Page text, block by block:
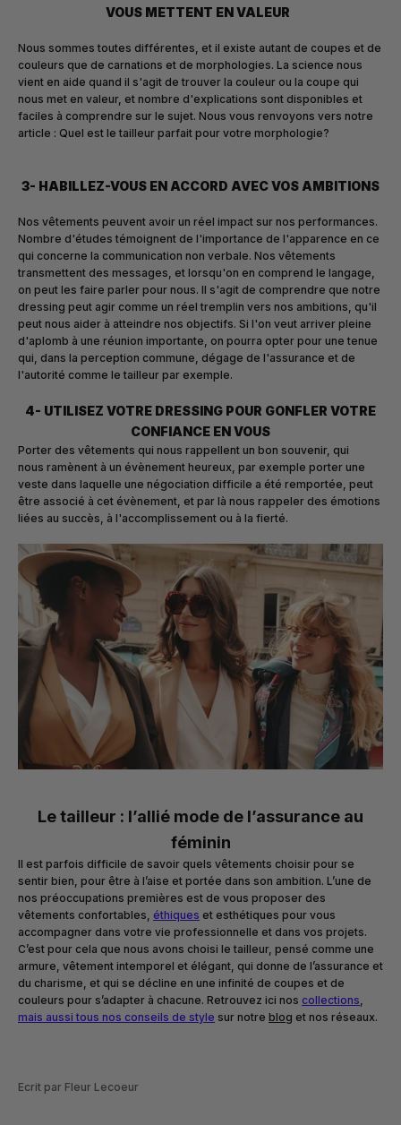
VOUS METTENT EN VALEUR
Nous sommes toutes différentes, et il existe autant de coupes et de
couleurs que de carnations et de morphologies. La science nous
vient en aide quand il s'agit de trouver la couleur ou la coupe qui
nous met en valeur, et nombre d'explications sont disponibles et
faciles à comprendre sur le sujet. Nous vous renvoyons vers notre
article : Quel est le tailleur parfait pour votre morphologie?
3- HABILLEZ-VOUS EN ACCORD AVEC VOS AMBITIONS
Nos vêtements peuvent avoir un réel impact sur nos performances.
Nombre d'études témoignent de l'importance de l'apparence en ce
qui concerne la communication non verbale. Nos vêtements
transmettent des messages, et lorsqu'on en comprend le langage,
on peut les faire parler pour nous. Il s'agit de comprendre que notre
dressing peut agir comme un réel tremplin vers nos ambitions, qu'il
peut nous aider à atteindre nos objectifs. Si l'on veut arriver pleine
d'aplomb à une réunion importante, on pourra opter pour une tenue
qui, dans la perception commune, dégage de l'assurance et de
l'autorité comme le tailleur par exemple.
4- UTILISEZ VOTRE DRESSING POUR GONFLER VOTRE
CONFIANCE EN VOUS
Porter des vêtements qui nous rappellent un bon souvenir, qui
nous ramènent à un évènement heureux, par exemple porter une
veste dans laquelle une négociation difficile a été remportée, peut
être associé à cet évènement, et par là nous rappeler des émotions
liées au succès, à l'accomplissement ou à la fierté.
Le tailleur : l’allié mode de l’assurance au
féminin
Il est parfois difficile de savoir quels vêtements choisir pour se
sentir bien, pour être à l’aise et portée dans son ambition. L’une de
nos préoccupations premières est de vous proposer des
vêtements confortables, éthiques et esthétiques pour vous
accompagner dans votre vie professionnelle et dans vos projets.
C’est pour cela que nous avons choisi le tailleur, pensé comme une
armure, vêtement intemporel et élégant, qui donne de l’assurance et
du charisme, et qui se décline en une infinité de coupes et de
couleurs pour s’adapter à chacune. Retrouvez ici nos collections,
mais aussi tous nos conseils de style sur notre blog et nos réseaux.
Ecrit par Fleur Lecoeur